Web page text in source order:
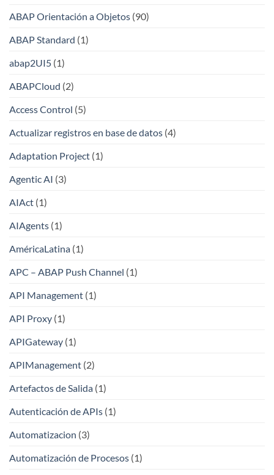
ABAP Orientación a Objetos (90)
ABAP Standard (1)
abap2UI5 (1)
ABAPCloud (2)
Access Control (5)
Actualizar registros en base de datos (4)
Adaptation Project (1)
Agentic AI (3)
AIAct (1)
AIAgents (1)
AméricaLatina (1)
APC – ABAP Push Channel (1)
API Management (1)
API Proxy (1)
APIGateway (1)
APIManagement (2)
Artefactos de Salida (1)
Autenticación de APIs (1)
Automatizacion (3)
Automatización de Procesos (1)